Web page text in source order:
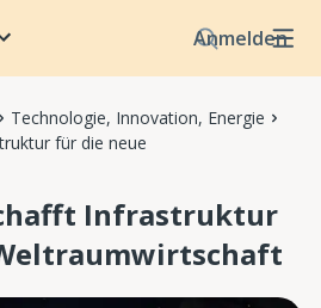
Anmelden
Technologie, Innovation, Energie
für die neue
Infrastruktur